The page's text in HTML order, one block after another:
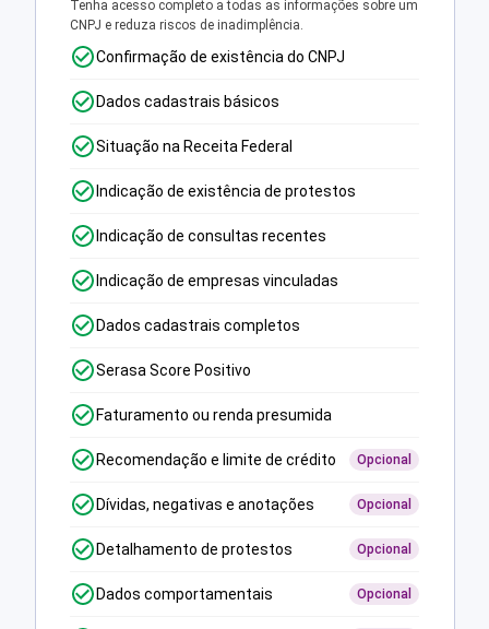
Tenha acesso completo a todas as informações sobre um
CNPJ e reduza riscos de inadimplência.
Confirmação de existência do CNPJ
Dados cadastrais básicos
Situação na Receita Federal
Indicação de existência de protestos
Indicação de consultas recentes
Indicação de empresas vinculadas
Dados cadastrais completos
Serasa Score Positivo
Faturamento ou renda presumida
Recomendação e limite de crédito Opcional
Dívidas, negativas e anotações Opcional
Detalhamento de protestos Opcional
Dados comportamentais Opcional